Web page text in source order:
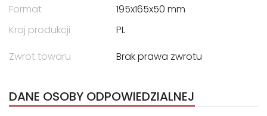
Format
195x165x50 mm
Kraj produkcji
PL
Zwrot towaru
Brak prawa zwrotu
DANE OSOBY ODPOWIEDZIALNEJ